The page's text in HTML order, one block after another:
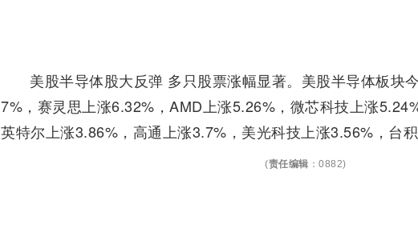
美股半导体股大反弹 多只股票涨幅显著。美股半导体板块
7%，赛灵思上涨6.32%，AMD上涨5.26%，微芯科技上涨
英特尔上涨3.86%，高通上涨3.7%，美光科技上涨3.56%，台积
(责任编辑 ：0882)